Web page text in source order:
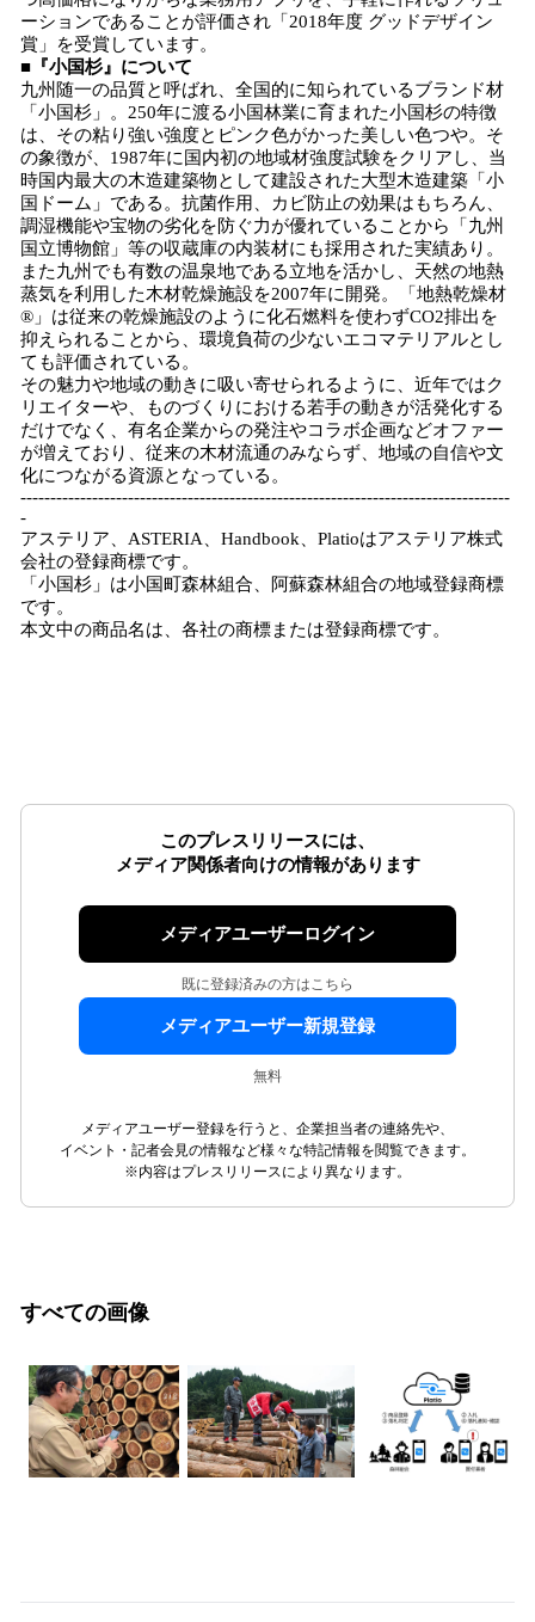
ーションであることが評価され「2018年度 グッドデザイン
賞」を受賞しています。
■『小国杉』について
九州随一の品質と呼ばれ、全国的に知られているブランド材
「小国杉」。250年に渡る小国林業に育まれた小国杉の特徴
は、その粘り強い強度とピンク色がかった美しい色つや。そ
の象徴が、1987年に国内初の地域材強度試験をクリアし、当
時国内最大の木造建築物として建設された大型木造建築「小
国ドーム」である。抗菌作用、カビ防止の効果はもちろん、
調湿機能や宝物の劣化を防ぐ力が優れていることから「九州
国立博物館」等の収蔵庫の内装材にも採用された実績あり。
また九州でも有数の温泉地である立地を活かし、天然の地熱
蒸気を利用した木材乾燥施設を2007年に開発。「地熱乾燥材
®」は従来の乾燥施設のように化石燃料を使わずCO2排出を
抑えられることから、環境負荷の少ないエコマテリアルとし
ても評価されている。
その魅力や地域の動きに吸い寄せられるように、近年ではク
リエイターや、ものづくりにおける若手の動きが活発化する
だけでなく、有名企業からの発注やコラボ企画などオファー
が増えており、従来の木材流通のみならず、地域の自信や文
化につながる資源となっている。
----------------------------------------------------------------------------------
-
アステリア、ASTERIA、Handbook、Platioはアステリア株式
会社の登録商標です。
「小国杉」は小国町森林組合、阿蘇森林組合の地域登録商標
です。
本文中の商品名は、各社の商標または登録商標です。
このプレスリリースには、
メディア関係者向けの情報があります
メディアユーザーログイン
既に登録済みの方はこちら
メディアユーザー新規登録
無料
メディアユーザー登録を行うと、企業担当者の連絡先や、
イベント・記者会見の情報など様々な特記情報を閲覧できます。
※内容はプレスリリースにより異なります。
すべての画像